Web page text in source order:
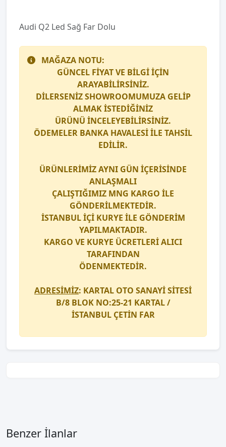
Audi̇ Q2 Led Sağ Far Dolu
MAĞAZA NOTU:
GÜNCEL FİYAT VE BİLGİ İÇİN
ARAYABİLİRSİNİZ.
DİLERSENİZ SHOWROOMUMUZA GELİP
ALMAK İSTEDİĞİNİZ
ÜRÜNÜ İNCELEYEBİLİRSİNİZ.
ÖDEMELER BANKA HAVALESİ İLE TAHSİL
EDİLİR.
ÜRÜNLERİMİZ AYNI GÜN İÇERİSİNDE
ANLAŞMALI
ÇALIŞTIĞIMIZ MNG KARGO İLE
GÖNDERİLMEKTEDİR.
İSTANBUL İÇİ KURYE İLE GÖNDERİM
YAPILMAKTADIR.
KARGO VE KURYE ÜCRETLERİ ALICI
TARAFINDAN
ÖDENMEKTEDİR.
ADRESİMİZ: KARTAL OTO SANAYİ SİTESİ
B/8 BLOK NO:25-21 KARTAL /
İSTANBUL ÇETİN FAR
Benzer İlanlar